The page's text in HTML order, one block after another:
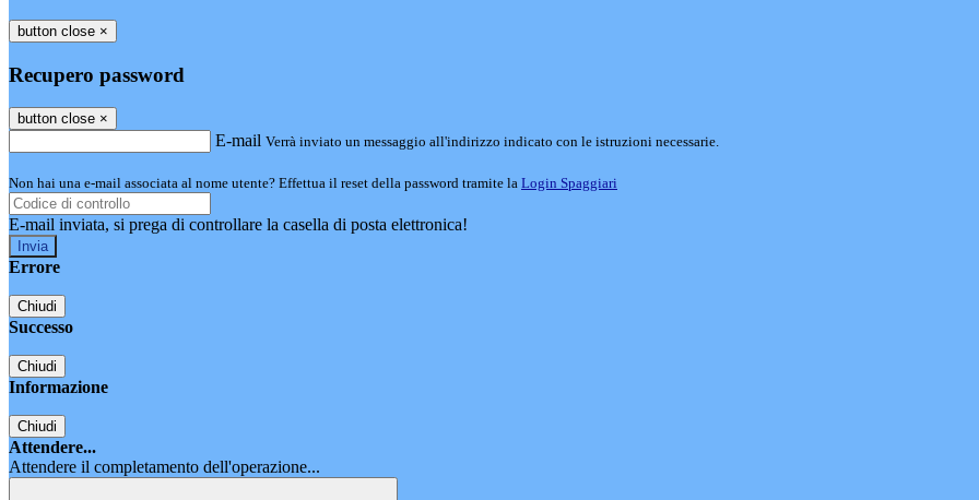
button close ×
Recupero password
button close ×
E-mail Verrà inviato un messaggio all'indirizzo indicato con le istruzioni necessarie.
Non hai una e-mail associata al nome utente? Effettua il reset della password tramite la Login Spaggiari
E-mail inviata, si prega di controllare la casella di posta elettronica!
Errore
Chiudi
Successo
Chiudi
Informazione
Chiudi
Attendere...
Attendere il completamento dell'operazione...